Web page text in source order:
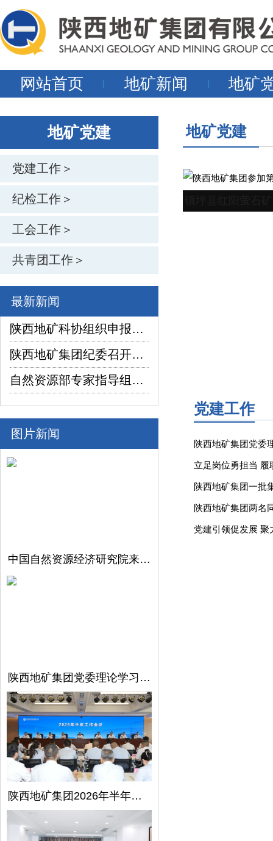
网站首页 地矿新闻 地矿
地矿党建
党建工作＞
纪检工作＞
工会工作＞
共青团工作＞
最新新闻
陕西地矿科协组织申报项目在2026年陕西省企业“三新三小”创新竞赛中喜获佳绩
陕西地矿集团纪委召开2026年上半年纪检监察工作座谈交流暨制度建设座谈会
自然资源部专家指导组深入陕西省镇坪县红阳萤石矿普查项目调研指导工作
图片新闻
中国自然资源经济研究院来陕西地矿集团开展调研交流
陕西地矿集团党委理论学习中心组召开第5次学习（扩大）会议
陕西地矿集团2026年半年工作会议在西安召开
地矿党建
自然资源部专家指导组深入陕西省镇坪县红阳萤石
党建工作